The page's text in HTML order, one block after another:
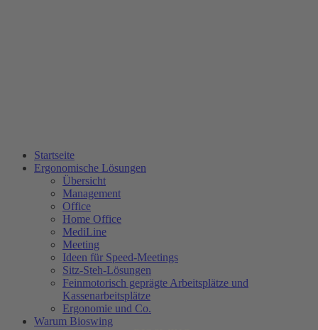
Startseite
Ergonomische Lösungen
Übersicht
Management
Office
Home Office
MediLine
Meeting
Ideen für Speed-Meetings
Sitz-Steh-Lösungen
Feinmotorisch geprägte Arbeitsplätze und
Kassenarbeitsplätze
Ergonomie und Co.
Warum Bioswing